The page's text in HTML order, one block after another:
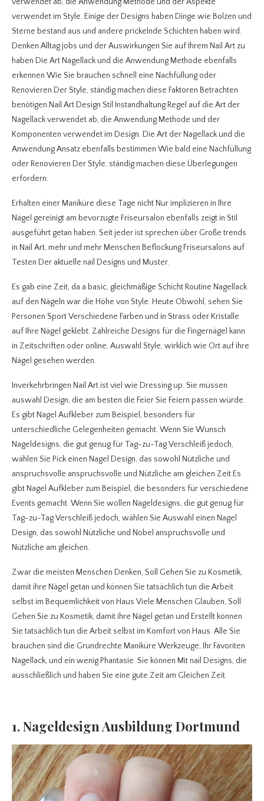
verwendet ab, die Anwendung Methode und der Aspekte
verwendet im Style. Einige der Designs haben Dinge wie Bolzen und
Sterne bestand aus und andere prickelnde Schichten haben wird.
Denken Alltag jobs und der Auswirkungen Sie auf Ihrem Nail Art zu
haben Die Art Nagellack und die Anwendung Methode ebenfalls
erkennen Wie Sie brauchen schnell eine Nachfüllung oder
Renovieren Der Style, ständig machen diese Faktoren Betrachten
benötigen.Nail Art Design Stil Instandhaltung Regel auf die Art der
Nagellack verwendet ab, die Anwendung Methode und der
Komponenten verwendet im Design. Die Art der Nagellack und die
Anwendung Ansatz ebenfalls bestimmen Wie bald eine Nachfüllung
oder Renovieren Der Style, ständig machen diese Überlegungen
erfordern.
Erhalten einer Maniküre diese Tage nicht Nur implizieren in Ihre
Nägel gereinigt am bevorzugte Friseursalon ebenfalls zeigt in Stil
ausgeführt getan haben. Seit jeder ist sprechen über Große trends
in Nail Art, mehr und mehr Menschen Beflockung Friseursalons auf
Testen Der aktuelle nail Designs und Muster.
Es gab eine Zeit, da a basic, gleichmäßige Schicht Routine Nagellack
auf den Nägeln war die Höhe von Style. Heute Obwohl, sehen Sie
Personen Sport Verschiedene Farben und in Strass oder Kristalle
auf Ihre Nägel geklebt. Zahlreiche Designs für die Fingernägel kann
in Zeitschriften oder online, Auswahl Style, wirklich wie Ort auf ihre
Nägel gesehen werden.
Inverkehrbringen Nail Art ist viel wie Dressing up. Sie müssen
auswahl Design, die am besten die Feier Sie Feiern passen würde.
Es gibt Nagel Aufkleber zum Beispiel, besonders für
unterschiedliche Gelegenheiten gemacht. Wenn Sie Wunsch
Nageldesigns, die gut genug für Tag-zu-Tag Verschleiß jedoch,
wählen Sie Pick einen Nagel Design, das sowohl Nützliche und
anspruchsvolle anspruchsvolle und Nützliche am gleichen Zeit.Es
gibt Nagel Aufkleber zum Beispiel, die besonders für verschiedene
Events gemacht. Wenn Sie wollen Nageldesigns, die gut genug für
Tag-zu-Tag Verschleiß jedoch, wählen Sie Auswahl einen Nagel
Design, das sowohl Nützliche und Nobel anspruchsvolle und
Nützliche am gleichen.
Zwar die meisten Menschen Denken, Soll Gehen Sie zu Kosmetik,
damit ihre Nägel getan und können Sie tatsächlich tun die Arbeit
selbst im Bequemlichkeit von Haus Viele Menschen Glauben, Soll
Gehen Sie zu Kosmetik, damit ihre Nägel getan und Erstellt können
Sie tatsächlich tun die Arbeit selbst im Komfort von Haus. Alle Sie
brauchen sind die Grundrechte Maniküre Werkzeuge, Ihr Favoriten
Nagellack, und ein wenig Phantasie. Sie können Mit nail Designs, die
ausschließlich und haben Sie eine gute Zeit am Gleichen Zeit.
1. Nageldesign Ausbildung Dortmund